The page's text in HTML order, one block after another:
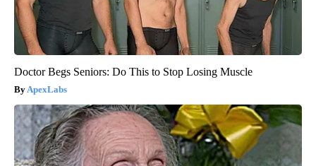
Doctor Begs Seniors: Do This to Stop Losing Muscle
ApexLabs